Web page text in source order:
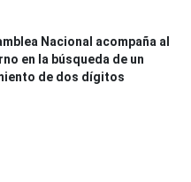
Nacional acompaña al
en la búsqueda de un
de dos dígitos